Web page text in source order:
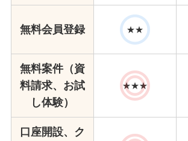
無料会員登録 ★★
無料案件（資
料請求、お試
し体験）
★★★
口座開設、ク